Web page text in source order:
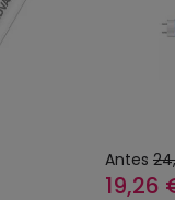
Antes
19,26